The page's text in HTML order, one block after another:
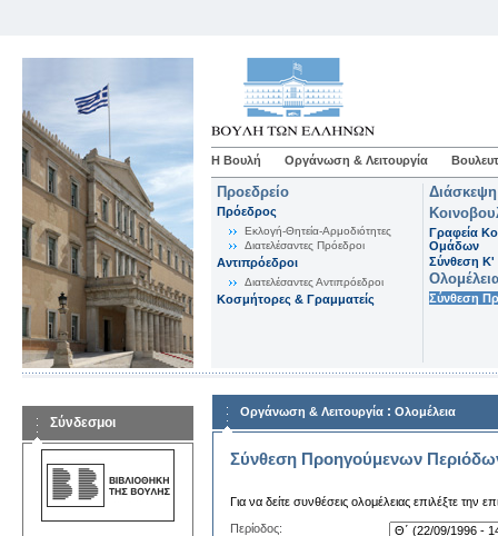
Η Βουλή Οργάνωση & Λειτουργία
Προεδρείο
Πρόεδρος
Εκλογή-Θητεία-Αρμοδιότητες
Διατελέσαντες Πρόεδροι
Αντιπρόεδροι
Διατελέσαντες Αντιπρόεδροι
Κοσμήτορες & Γραμματείς
Γραφεία
Ομάδων
Σύνθεση K'
Σύνθεση
Σύνδεσμοι
Οργάνωση & Λειτουργία : Ολομέλεια
Σύνθεση Προηγούμενων
Για να δείτε συνθέσεις ολομέλειας επιλέξτε την
Περίοδος: